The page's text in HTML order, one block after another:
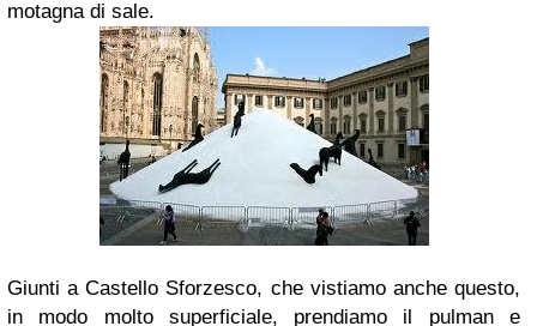
motagna di sale.
Giunti a Castello Sforzesco, che vistiamo anche questo,
in modo molto superficiale, prendiamo il pulman e